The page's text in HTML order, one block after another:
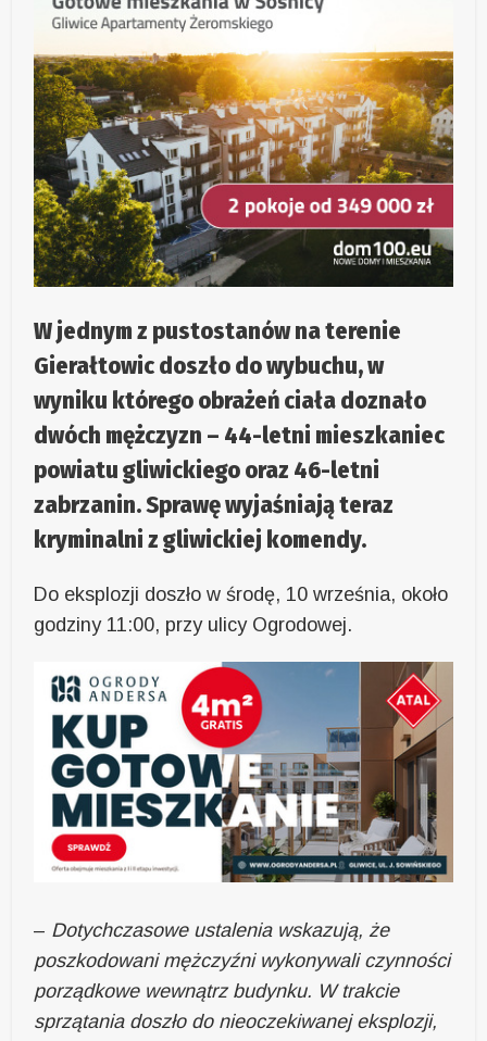
W jednym z pustostanów na terenie
Gierałtowic doszło do wybuchu, w
wyniku którego obrażeń ciała doznało
dwóch mężczyzn – 44-letni mieszkaniec
powiatu gliwickiego oraz 46-letni
zabrzanin. Sprawę wyjaśniają teraz
kryminalni z gliwickiej komendy.
Do eksplozji doszło w środę, 10 września, około
godziny 11:00, przy ulicy Ogrodowej.
– Dotychczasowe ustalenia wskazują, że
poszkodowani mężczyźni wykonywali czynności
porządkowe wewnątrz budynku. W trakcie
sprzątania doszło do nieoczekiwanej eksplozji,